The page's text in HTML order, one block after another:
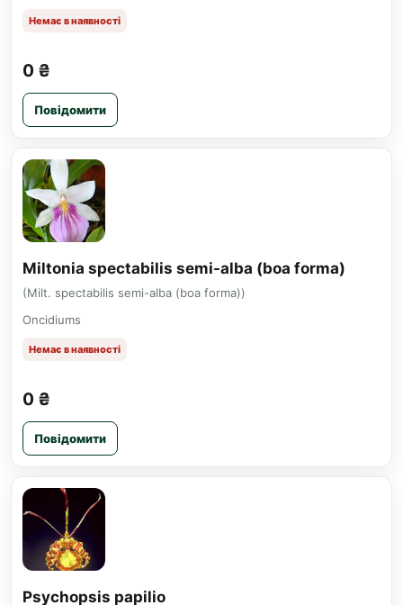
Немає в наявності
0 ₴
Повідомити
Miltonia spectabilis semi-alba (boa forma)
(Milt. spectabilis semi-alba (boa forma))
Oncidiums
Немає в наявності
0 ₴
Повідомити
Psychopsis papilio